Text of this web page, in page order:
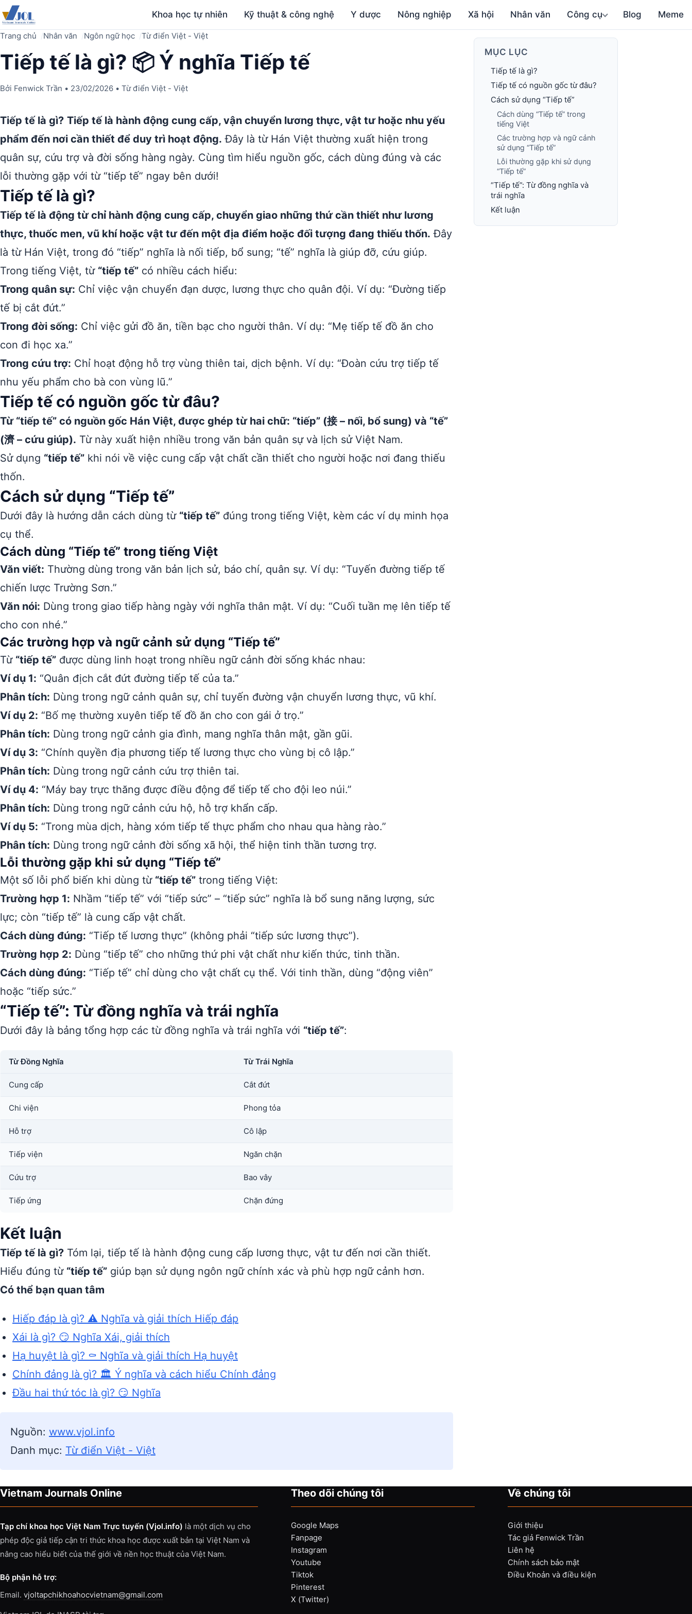
Khoa học tự nhiên Kỹ thuật & công nghệ Y dược Nông nghiệp Xã hội Nhân văn Công cụ Blog Meme
Trang chủ Nhân văn Ngôn ngữ học Từ điển Việt - Việt
Tiếp tế là gì? 📦 Ý nghĩa Tiếp tế
Bởi Fenwick Trần • 23/02/2026 • Từ điển Việt - Việt
Tiếp tế là gì? Tiếp tế là hành động cung cấp, vận chuyển lương thực, vật tư hoặc nhu yếu
phẩm đến nơi cần thiết để duy trì hoạt động. Đây là từ Hán Việt thường xuất hiện trong
quân sự, cứu trợ và đời sống hàng ngày. Cùng tìm hiểu nguồn gốc, cách dùng đúng và các
lỗi thường gặp với từ “tiếp tế” ngay bên dưới!
Tiếp tế là gì?
Tiếp tế là động từ chỉ hành động cung cấp, chuyển giao những thứ cần thiết như lương
thực, thuốc men, vũ khí hoặc vật tư đến một địa điểm hoặc đối tượng đang thiếu thốn. Đây
là từ Hán Việt, trong đó “tiếp” nghĩa là nối tiếp, bổ sung; “tế” nghĩa là giúp đỡ, cứu giúp.
Trong tiếng Việt, từ “tiếp tế” có nhiều cách hiểu:
Trong quân sự: Chỉ việc vận chuyển đạn dược, lương thực cho quân đội. Ví dụ: “Đường tiếp
tế bị cắt đứt.”
Trong đời sống: Chỉ việc gửi đồ ăn, tiền bạc cho người thân. Ví dụ: “Mẹ tiếp tế đồ ăn cho
con đi học xa.”
Trong cứu trợ: Chỉ hoạt động hỗ trợ vùng thiên tai, dịch bệnh. Ví dụ: “Đoàn cứu trợ tiếp tế
nhu yếu phẩm cho bà con vùng lũ.”
Tiếp tế có nguồn gốc từ đâu?
Từ “tiếp tế” có nguồn gốc Hán Việt, được ghép từ hai chữ: “tiếp” (接 – nối, bổ sung) và “tế”
(濟 – cứu giúp). Từ này xuất hiện nhiều trong văn bản quân sự và lịch sử Việt Nam.
Sử dụng “tiếp tế” khi nói về việc cung cấp vật chất cần thiết cho người hoặc nơi đang thiếu
thốn.
Cách sử dụng “Tiếp tế”
Dưới đây là hướng dẫn cách dùng từ “tiếp tế” đúng trong tiếng Việt, kèm các ví dụ minh họa
cụ thể.
Cách dùng “Tiếp tế” trong tiếng Việt
Văn viết: Thường dùng trong văn bản lịch sử, báo chí, quân sự. Ví dụ: “Tuyến đường tiếp tế
chiến lược Trường Sơn.”
Văn nói: Dùng trong giao tiếp hàng ngày với nghĩa thân mật. Ví dụ: “Cuối tuần mẹ lên tiếp tế
cho con nhé.”
Các trường hợp và ngữ cảnh sử dụng “Tiếp tế”
Từ “tiếp tế” được dùng linh hoạt trong nhiều ngữ cảnh đời sống khác nhau:
Ví dụ 1: “Quân địch cắt đứt đường tiếp tế của ta.”
Phân tích: Dùng trong ngữ cảnh quân sự, chỉ tuyến đường vận chuyển lương thực, vũ khí.
Ví dụ 2: “Bố mẹ thường xuyên tiếp tế đồ ăn cho con gái ở trọ.”
Phân tích: Dùng trong ngữ cảnh gia đình, mang nghĩa thân mật, gần gũi.
Ví dụ 3: “Chính quyền địa phương tiếp tế lương thực cho vùng bị cô lập.”
Phân tích: Dùng trong ngữ cảnh cứu trợ thiên tai.
Ví dụ 4: “Máy bay trực thăng được điều động để tiếp tế cho đội leo núi.”
Phân tích: Dùng trong ngữ cảnh cứu hộ, hỗ trợ khẩn cấp.
Ví dụ 5: “Trong mùa dịch, hàng xóm tiếp tế thực phẩm cho nhau qua hàng rào.”
Phân tích: Dùng trong ngữ cảnh đời sống xã hội, thể hiện tinh thần tương trợ.
Lỗi thường gặp khi sử dụng “Tiếp tế”
Một số lỗi phổ biến khi dùng từ “tiếp tế” trong tiếng Việt:
Trường hợp 1: Nhầm “tiếp tế” với “tiếp sức” – “tiếp sức” nghĩa là bổ sung năng lượng, sức
lực; còn “tiếp tế” là cung cấp vật chất.
Cách dùng đúng: “Tiếp tế lương thực” (không phải “tiếp sức lương thực”).
Trường hợp 2: Dùng “tiếp tế” cho những thứ phi vật chất như kiến thức, tinh thần.
Cách dùng đúng: “Tiếp tế” chỉ dùng cho vật chất cụ thể. Với tinh thần, dùng “động viên”
hoặc “tiếp sức.”
“Tiếp tế”: Từ đồng nghĩa và trái nghĩa
Dưới đây là bảng tổng hợp các từ đồng nghĩa và trái nghĩa với “tiếp tế”:
Từ Đồng Nghĩa Từ Trái Nghĩa
Cung cấp Cắt đứt
Chi viện Phong tỏa
Hỗ trợ Cô lập
Tiếp viện Ngăn chặn
Cứu trợ Bao vây
Tiếp ứng Chặn đứng
Kết luận
Tiếp tế là gì? Tóm lại, tiếp tế là hành động cung cấp lương thực, vật tư đến nơi cần thiết.
Hiểu đúng từ “tiếp tế” giúp bạn sử dụng ngôn ngữ chính xác và phù hợp ngữ cảnh hơn.
Có thể bạn quan tâm
Hiếp đáp là gì? ⚠️ Nghĩa và giải thích Hiếp đáp
Xái là gì? 😏 Nghĩa Xái, giải thích
Hạ huyệt là gì? ⚰️ Nghĩa và giải thích Hạ huyệt
Chính đảng là gì? 🏛️ Ý nghĩa và cách hiểu Chính đảng
Đầu hai thứ tóc là gì? 😏 Nghĩa
Nguồn: www.vjol.info
Danh mục: Từ điển Việt - Việt
MỤC LỤC
Tiếp tế là gì?
Tiếp tế có nguồn gốc từ đâu?
Cách sử dụng “Tiếp tế”
Cách dùng “Tiếp tế” trong
tiếng Việt
Các trường hợp và ngữ cảnh
sử dụng “Tiếp tế”
Lỗi thường gặp khi sử dụng
“Tiếp tế”
“Tiếp tế”: Từ đồng nghĩa và
trái nghĩa
Kết luận
Vietnam Journals Online
Tạp chí khoa học Việt Nam Trực tuyến (Vjol.info) là một dịch vụ cho
phép độc giả tiếp cận tri thức khoa học được xuất bản tại Việt Nam và
nâng cao hiểu biết của thế giới về nền học thuật của Việt Nam.
Bộ phận hỗ trợ:
Email. vjoltapchikhoahocvietnam@gmail.com
Theo dõi chúng tôi
Google Maps
Fanpage
Instagram
Youtube
Tiktok
Pinterest
X (Twitter)
Về chúng tôi
Giới thiệu
Tác giả Fenwick Trần
Liên hệ
Chính sách bảo mật
Điều Khoản và điều kiện